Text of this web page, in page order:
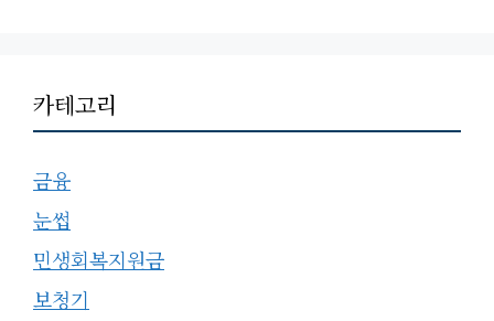
카테고리
금융
눈썹
민생회복지원금
보청기